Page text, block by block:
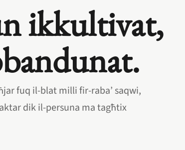
ikkultivat,
fuq il‑blat milli fir‑raba’ saqwi,
dik il‑persuna ma tagħtix